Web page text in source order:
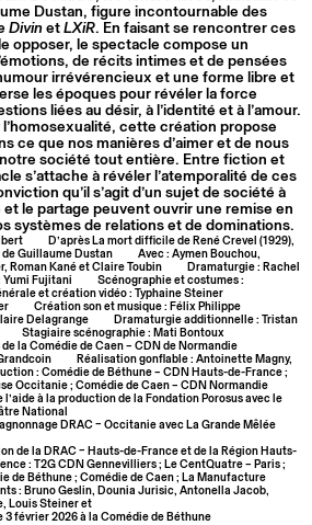
Dustan, figure incontournable des
Divin et LXiR. En faisant se rencontrer ces
opposer, le spectacle compose un
de récits intimes et de pensées
irrévérencieux et une forme libre et
les époques pour révéler la force
liées au désir, à l’identité et à l’amour.
l’homosexualité, cette création propose
ce que nos manières d’aimer et de nous
société tout entière. Entre fiction et
s’attache à révéler l’atemporalité de ces
qu’il s’agit d’un sujet de société à
le partage peuvent ouvrir une remise en
systèmes de relations et de dominations.
D’après La mort difficile de René Crevel (1929),
de Guillaume Dustan
Avec : Aymen Bouchou,
Roman Kané et Claire Toubin
Dramaturgie : Rachel
Yumi Fujitani
Scénographie et costumes :
et création vidéo : Typhaine Steiner
Création son et musique : Félix Philippe
Delagrange
Dramaturgie additionnelle : Tristan
Stagiaire scénographie : Mati Bontoux
la Comédie de Caen – CDN de Normandie
Réalisation gonflable : Antoinette Magny,
: Comédie de Béthune – CDN Hauts-de-France ;
Occitanie ; Comédie de Caen – CDN Normandie
à la production de la Fondation Porosus avec le
National
DRAC – Occitanie avec La Grande Mêlée
de la DRAC – Hauts-de-France et de la Région Hauts-
: T2G CDN Gennevilliers ; Le CentQuatre – Paris ;
de Béthune ; Comédie de Caen ; La Manufacture
: Bruno Geslin, Dounia Jurisic, Antonella Jacob,
Louis Steiner et
3 février 2026 à la Comédie de Béthune